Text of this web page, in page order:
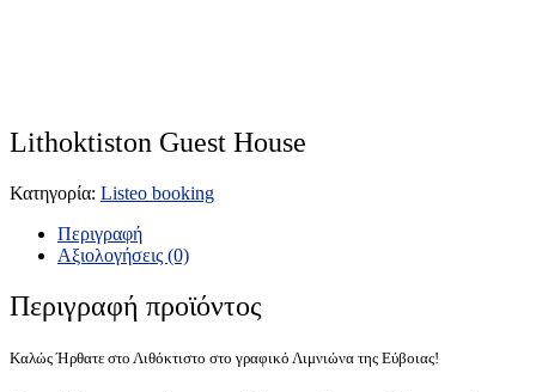
Lithoktiston Guest House
Κατηγορία: Listeo booking
Περιγραφή
Αξιολογήσεις (0)
Περιγραφή προϊόντος
Καλώς Ήρθατε στο Λιθόκτιστο στο γραφικό Λιμνιώνα της Εύβοιας!